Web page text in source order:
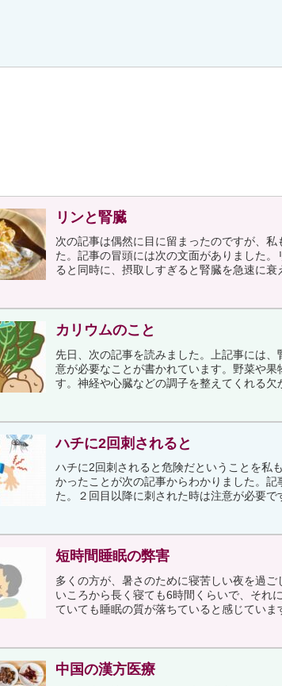
リンと腎臓
次の記事は偶然に目に留まったのですが、
た。記事の冒頭には次の文面がありました
ると同時に、摂取しすぎると腎臓を急速に衰
カリウムのこと
先日、次の記事を読みました。上記事には
意が必要なことが書かれています。野菜や
す。神経や心臓などの調子を整えてくれる欠
ハチに2回刺されると
ハチに2回刺されると危険だということを私
かったことが次の記事からわかりました。
た。２回目以降に刺された時は注意が必要で
短時間睡眠の弊害
多くの方が、暑さのために寝苦しい夜を過
いころから長く寝ても6時間くらいで、それ
ていても睡眠の質が落ちていると感じていま
中国の漢方医療